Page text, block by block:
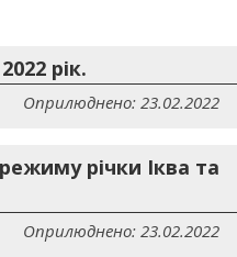
рік.
Оприлюднено: 23.02.2022
річки Іква та
Оприлюднено: 23.02.2022